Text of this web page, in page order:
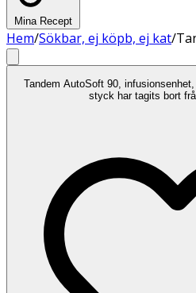
Mina Recept
Hem/Sökbar, ej köpb, ej kat/
Tandem AutoSoft 90,
styck har tagits bort